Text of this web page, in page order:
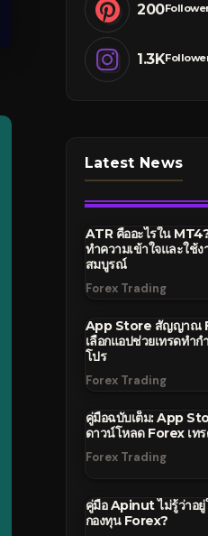
200
1.3K
Latest News
ATR คืออะไรใน
ทำความเข้าใจและใช้
สมบูรณ์
Forex Trading
App Store สัญญาณ
เลือกแอปช่วยเทรดทำ
โปร
Forex Trading
คู่มือฉบับเต็ม: App
ดาวน์โหลด Forex เท
Forex Trading
คู่มือ Apinut ไม่รู้ว่าอ
กองทุน Forex?